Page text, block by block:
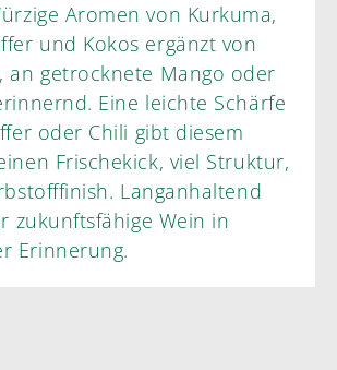
Aromen von Kurkuma,
und Kokos ergänzt von
an getrocknete Mango oder
Eine leichte Schärfe
oder Chili gibt diesem
Frischekick, viel Struktur,
Langanhaltend
zukunftsfähige Wein in
Erinnerung.